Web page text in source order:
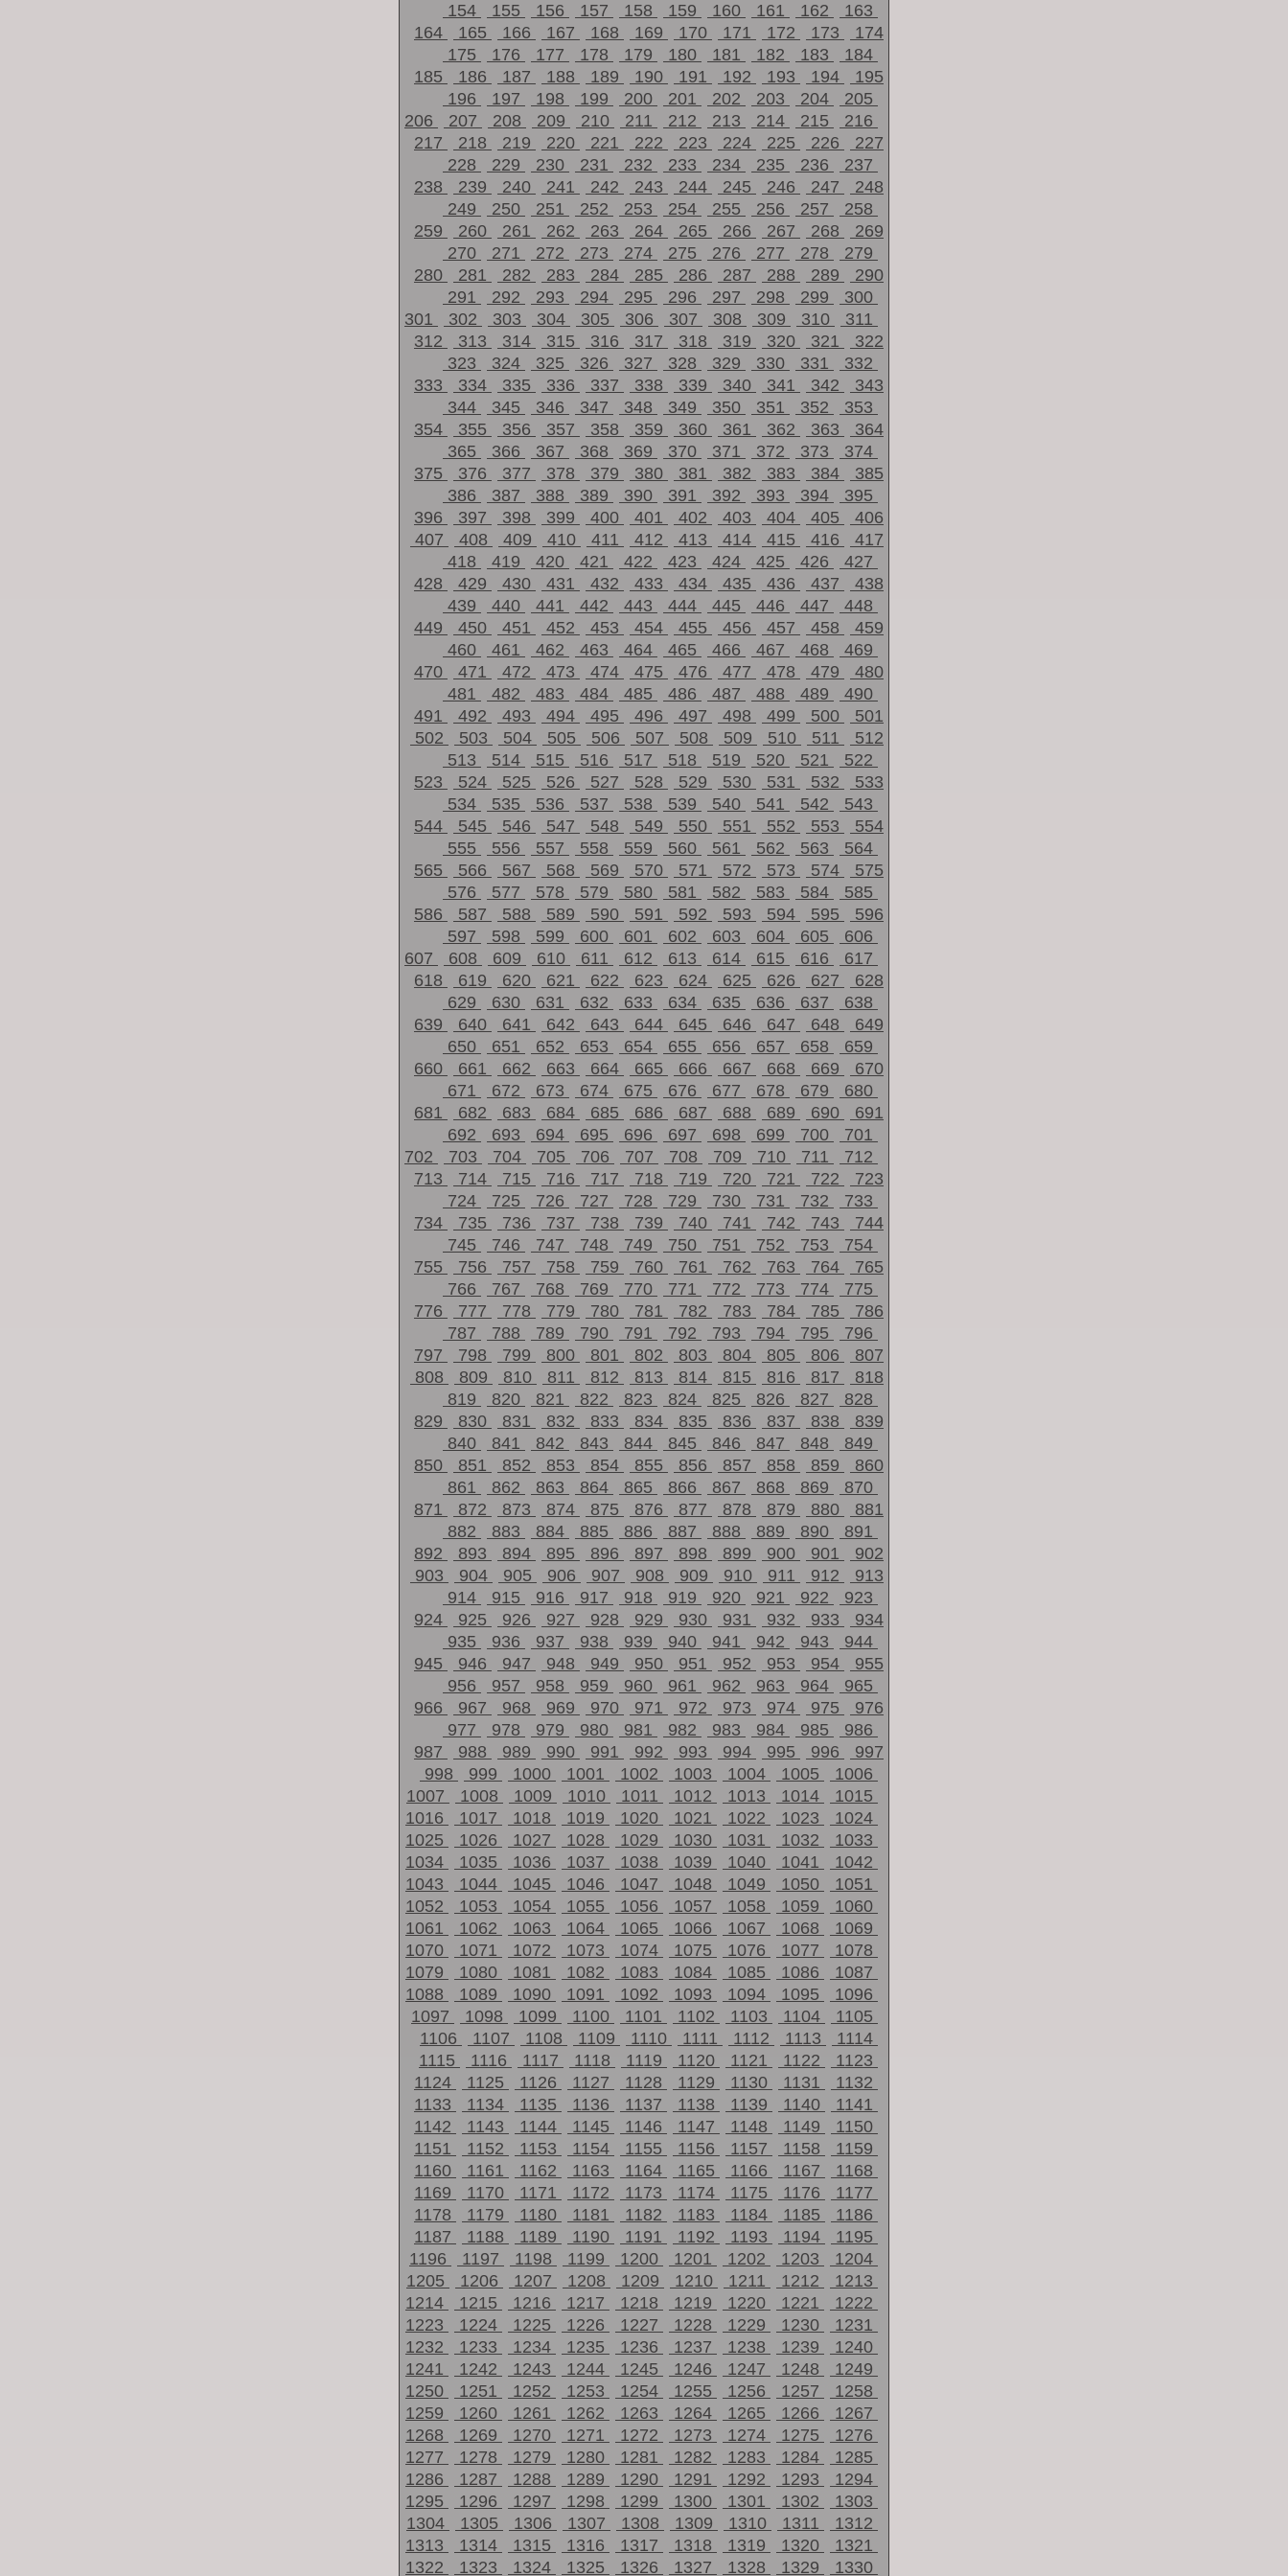
154
155 156 157 158 159 160 161 162
163
164
165 166 167 168 169 170 171 172 173
174
175
176 177 178 179 180 181 182 183
184
185
186 187 188 189 190 191 192 193 194
195
196
197 198 199 200 201 202 203 204
205
206
207 208 209 210 211 212 213 214 215
216
217
218 219 220 221 222 223 224 225 226
227
228
229 230 231 232 233 234 235 236
237
238
239 240 241 242 243 244 245 246 247
248
249
250 251 252 253 254 255 256 257
258
259
260 261 262 263 264 265 266 267 268
269
270
271 272 273 274 275 276 277 278
279
280
281 282 283 284 285 286 287 288 289
290
291
292 293 294 295 296 297 298 299
300
301
302 303 304 305 306 307 308 309 310
311
312
313 314 315 316 317 318 319 320 321
322
323
324 325 326 327 328 329 330 331
332
333
334 335 336 337 338 339 340 341 342
343
344
345 346 347 348 349 350 351 352
353
354
355 356 357 358 359 360 361 362 363
364
365
366 367 368 369 370 371 372 373
374
375
376 377 378 379 380 381 382 383 384
385
386
387 388 389 390 391 392 393 394
395
396
397 398 399 400 401 402 403 404 405
406
407
408 409 410 411 412 413 414 415 416
417
418
419 420 421 422 423 424 425 426
427
428
429 430 431 432 433 434 435 436 437
438
439
440 441 442 443 444 445 446 447
448
449
450 451 452 453 454 455 456 457 458
459
460
461 462 463 464 465 466 467 468
469
470
471 472 473 474 475 476 477 478 479
480
481
482 483 484 485 486 487 488 489
490
491
492 493 494 495 496 497 498 499 500
501
502
503 504 505 506 507 508 509 510 511
512
513
514 515 516 517 518 519 520 521
522
523
524 525 526 527 528 529 530 531 532
533
534
535 536 537 538 539 540 541 542
543
544
545 546 547 548 549 550 551 552 553
554
555
556 557 558 559 560 561 562 563
564
565
566 567 568 569 570 571 572 573 574
575
576
577 578 579 580 581 582 583 584
585
586
587 588 589 590 591 592 593 594 595
596
597
598 599 600 601 602 603 604 605
606
607
608 609 610 611 612 613 614 615 616
617
618
619 620 621 622 623 624 625 626 627
628
629
630 631 632 633 634 635 636 637
638
639
640 641 642 643 644 645 646 647 648
649
650
651 652 653 654 655 656 657 658
659
660
661 662 663 664 665 666 667 668 669
670
671
672 673 674 675 676 677 678 679
680
681
682 683 684 685 686 687 688 689 690
691
692
693 694 695 696 697 698 699 700
701
702
703 704 705 706 707 708 709 710 711
712
713
714 715 716 717 718 719 720 721 722
723
724
725 726 727 728 729 730 731 732
733
734
735 736 737 738 739 740 741 742 743
744
745
746 747 748 749 750 751 752 753
754
755
756 757 758 759 760 761 762 763 764
765
766
767 768 769 770 771 772 773 774
775
776
777 778 779 780 781 782 783 784 785
786
787
788 789 790 791 792 793 794 795
796
797
798 799 800 801 802 803 804 805 806
807
808
809 810 811 812 813 814 815 816 817
818
819
820 821 822 823 824 825 826 827
828
829
830 831 832 833 834 835 836 837 838
839
840
841 842 843 844 845 846 847 848
849
850
851 852 853 854 855 856 857 858 859
860
861
862 863 864 865 866 867 868 869
870
871
872 873 874 875 876 877 878 879 880
881
882
883 884 885 886 887 888 889 890
891
892
893 894 895 896 897 898 899 900 901
902
903
904 905 906 907 908 909 910 911 912
913
914
915 916 917 918 919 920 921 922
923
924
925 926 927 928 929 930 931 932 933
934
935
936 937 938 939 940 941 942 943
944
945
946 947 948 949 950 951 952 953 954
955
956
957 958 959 960 961 962 963 964
965
966
967 968 969 970 971 972 973 974 975
976
977
978 979 980 981 982 983 984 985
986
987
988 989 990 991 992 993 994 995 996
997
998
999 1000 1001 1002 1003 1004 1005
1006
1007
1008 1009 1010 1011 1012 1013 1014
1015
1016
1017 1018 1019 1020 1021 1022 1023
1024
1025
1026 1027 1028 1029 1030 1031 1032
1033
1034
1035 1036 1037 1038 1039 1040 1041
1042
1043
1044 1045 1046 1047 1048 1049 1050
1051
1052
1053 1054 1055 1056 1057 1058 1059
1060
1061
1062 1063 1064 1065 1066 1067 1068
1069
1070
1071 1072 1073 1074 1075 1076 1077
1078
1079
1080 1081 1082 1083 1084 1085 1086
1087
1088
1089 1090 1091 1092 1093 1094 1095
1096
1097
1098 1099 1100 1101 1102 1103 1104
1105
1106
1107 1108 1109 1110 1111 1112 1113
1114
1115
1116 1117 1118 1119 1120 1121 1122
1123
1124
1125 1126 1127 1128 1129 1130 1131
1132
1133
1134 1135 1136 1137 1138 1139 1140
1141
1142
1143 1144 1145 1146 1147 1148 1149
1150
1151
1152 1153 1154 1155 1156 1157 1158
1159
1160
1161 1162 1163 1164 1165 1166 1167
1168
1169
1170 1171 1172 1173 1174 1175 1176
1177
1178
1179 1180 1181 1182 1183 1184 1185
1186
1187
1188 1189 1190 1191 1192 1193 1194
1195
1196
1197 1198 1199 1200 1201 1202 1203
1204
1205
1206 1207 1208 1209 1210 1211 1212
1213
1214
1215 1216 1217 1218 1219 1220 1221
1222
1223
1224 1225 1226 1227 1228 1229 1230
1231
1232
1233 1234 1235 1236 1237 1238 1239
1240
1241
1242 1243 1244 1245 1246 1247 1248
1249
1250
1251 1252 1253 1254 1255 1256 1257
1258
1259
1260 1261 1262 1263 1264 1265 1266
1267
1268
1269 1270 1271 1272 1273 1274 1275
1276
1277
1278 1279 1280 1281 1282 1283 1284
1285
1286
1287 1288 1289 1290 1291 1292 1293
1294
1295
1296 1297 1298 1299 1300 1301 1302
1303
1304
1305 1306 1307 1308 1309 1310 1311
1312
1313
1314 1315 1316 1317 1318 1319 1320
1321
1322
1323 1324 1325 1326 1327 1328 1329 1330